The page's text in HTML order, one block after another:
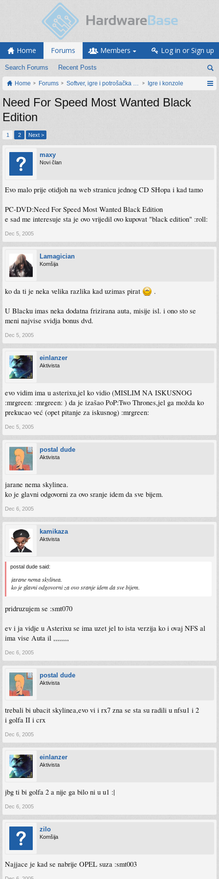
Home Forums
Search Forums Recent Posts
Members Log in or Sign up
Home Forums Softver, igre i potrošačka elektronikaIgre i konzole
Need For Speed Most Wanted Black
Edition
1 2 Next >
maxy
Novi član
Evo malo prije otidjoh na web stranicu jednog CD SHopa i kad tamo
PC-DVD:Need For Speed Most Wanted Black Edition
e sad me interesuje sta je ovo vrijedil ovo kupovat "black edition" :roll:
Dec 5, 2005
Lamagician
Komšija
ko da ti je neka velika razlika kad uzimas pirat .
U Blacku imas neka dodatna frizirana auta, misije isl. i ono sto se
meni najvise svidja bonus dvd.
Dec 5, 2005
einlanzer
Aktivista
evo vidim ima u asterixu,jel ko vidio (MISLIM NA ISKUSNOG
:mrgreen: :mrgreen: ) da je izašao PoP:Two Thrones,jel ga možda ko
prekucao već (opet pitanje za iskusnog) :mrgreen:
Dec 5, 2005
postal dude
Aktivista
jarane nema skylinea.
ko je glavni odgovorni za ovo sranje idem da sve bijem.
Dec 6, 2005
kamikaza
Aktivista
postal dude said:
jarane nema skylinea.
ko je glavni odgovorni za ovo sranje idem da sve bijem.
pridruzujem se :smt070
ev i ja vidje u Asterixu se ima uzet jel to ista verzija ko i ovaj NFS al
ima vise Auta il ,,,,,,,,
Dec 6, 2005
postal dude
Aktivista
trebali bi ubacit skylinea,evo vi i rx7 zna se sta su radili u nfsu1 i 2
i golfa II i crx
Dec 6, 2005
einlanzer
Aktivista
jbg ti bi golfa 2 a nije ga bilo ni u u1 :|
Dec 6, 2005
zilo
Komšija
Najjace je kad se nabrije OPEL suza :smt003